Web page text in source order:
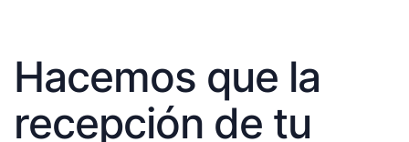
Hacemos que la
recepción de tu